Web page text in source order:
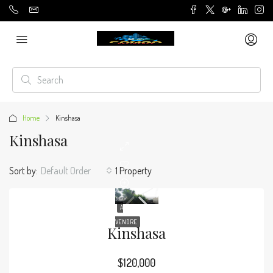
Home Kinshasa
Kinshasa
1 Property
Sort by: Default Order
À
VENDRE
Kinshasa
$120,000